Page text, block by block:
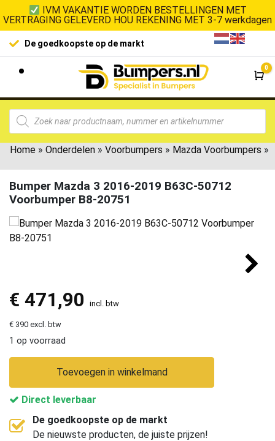
IVM VAKANTIE WORDEN BESTELLINGEN MET
VERTRAGING GELEVERD HOU REKENING MET 3-7 werkdagen
De goedkoopste op de markt
0
Home » Onderdelen » Voorbumpers » Mazda Voorbumpers »
Bumper Mazda 3 2016-2019 B63C-50712
Voorbumper B8-20751
€ 471,90 incl. btw
€ 390 excl. btw
1 op voorraad
Toevoegen in winkelmand
Direct leverbaar
De goedkoopste op de markt
De nieuwste producten, de juiste prijzen!